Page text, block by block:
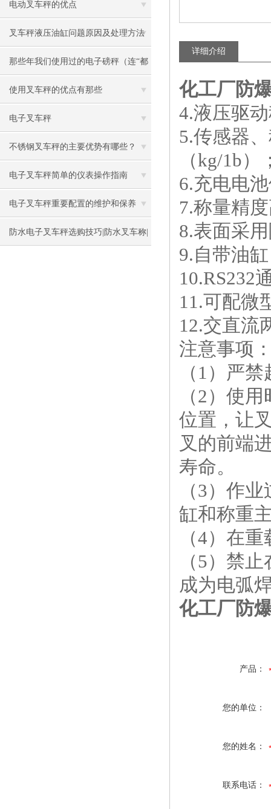
电动叉车秤的优点
叉车秤液压油缸问题原因及处理方法
那些年我们使用过的电子磅秤（连“都
叫兽”都不知道）
使用叉车秤的优点有那些
电子叉车秤
不锈钢叉车秤的主要优势有哪些？
电子叉车秤简单的仪表操作指南
电子叉车秤重要配置的维护和保养
防水电子叉车秤选购技巧|防水叉车称|
详细介绍
化工厂防
4.液压驱
5.传感器
（kg/1b）
6.充电电
7.称量精
8.表面采
9.自带油
10.RS232
11.可配微
12.交直流
注意事项
（1）严
（2）使
位置，让
叉的前端
寿命。
（3）作
缸和称重
（4）在
（5）禁
成为电弧
化工厂防
产品：
您的单位：
您的姓名：
联系电话：